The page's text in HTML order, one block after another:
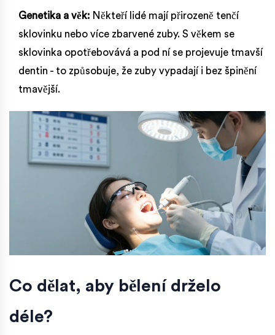
Genetika a věk: Někteří lidé mají přirozeně tenčí
sklovinku nebo více zbarvené zuby. S věkem se
sklovinka opotřebovává a pod ní se projevuje tmavší
dentin - to způsobuje, že zuby vypadají i bez špinění
tmavější.
Co dělat, aby bělení drželo
déle?